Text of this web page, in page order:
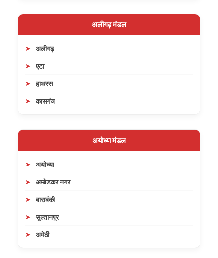
अलीगढ़ मंडल
अलीगढ़
एटा
हाथरस
कासगंज
अयोध्या मंडल
अयोध्या
अम्बेडकर नगर
बाराबंकी
सुल्तानपुर
अमेठी